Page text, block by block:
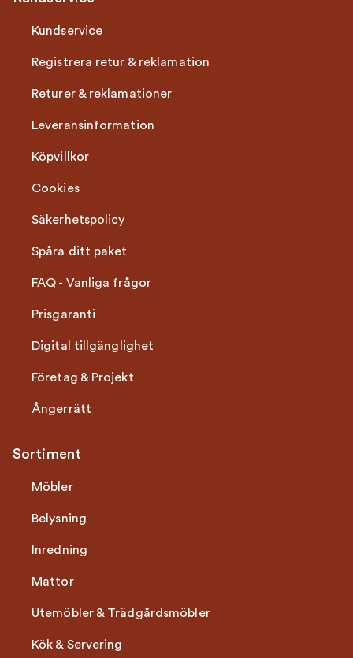
Kundservice
Registrera retur & reklamation
Returer & reklamationer
Leveransinformation
Köpvillkor
Cookies
Säkerhetspolicy
Spåra ditt paket
FAQ - Vanliga frågor
Prisgaranti
Digital tillgänglighet
Företag & Projekt
Ångerrätt
Sortiment
Möbler
Belysning
Inredning
Mattor
Utemöbler & Trädgårdsmöbler
Kök & Servering